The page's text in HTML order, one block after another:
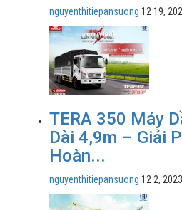
nguyenthitiepansuong 12 19,
TERA 350 Máy
Dài 4,9m – Giải
Hoàn...
nguyenthitiepansuong 12 2, 2023